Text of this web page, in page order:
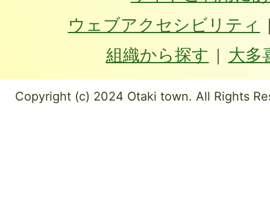
ウェブアクセシビリティ
組織から探す
大多
Copyright (c) 2024 Otaki town. All Rights